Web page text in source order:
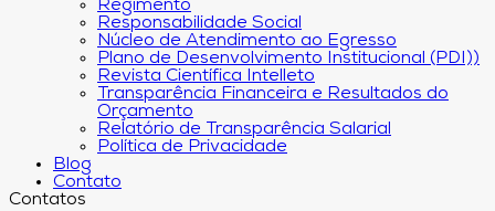
Regimento
Responsabilidade Social
Núcleo de Atendimento ao Egresso
Plano de Desenvolvimento Institucional (PDI))
Revista Científica Intelleto
Transparência Financeira e Resultados do
Orçamento
Relatório de Transparência Salarial
Política de Privacidade
Blog
Contato
Contatos